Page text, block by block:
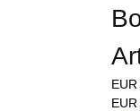
EUR
EUR